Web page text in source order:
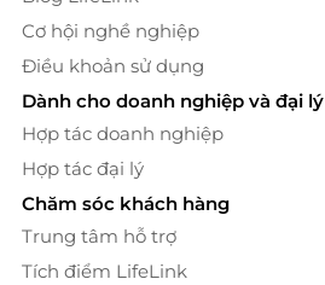
Cơ hội nghề nghiệp
Điều khoản sử dụng
Dành cho doanh nghiệp và đại lý
Hợp tác doanh nghiệp
Hợp tác đại lý
Chăm sóc khách hàng
Trung tâm hỗ trợ
Tích điểm LifeLink